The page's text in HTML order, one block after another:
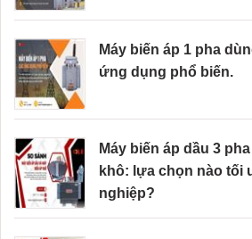
Máy biến áp 1 pha
ứng dụng phổ biến.
Máy biến áp dầu 3
khô: lựa chọn nào tối
nghiệp?